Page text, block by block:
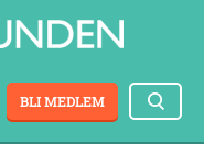
BLI MEDLEM